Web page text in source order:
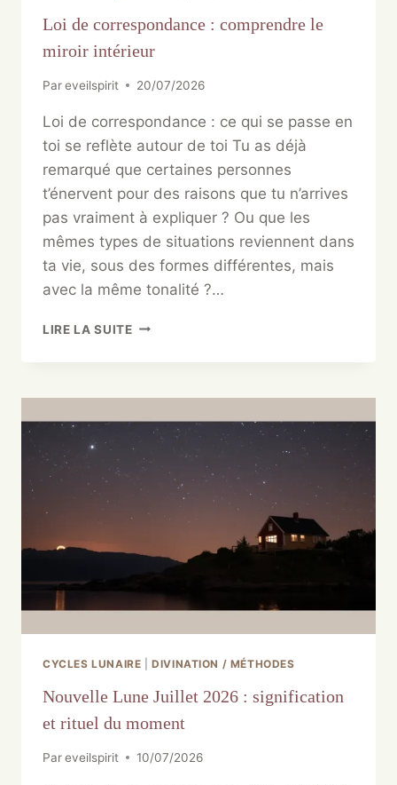
Loi de correspondance : comprendre le
miroir intérieur
Pareveilspirit 20/07/2026
Loi de correspondance : ce qui se passe en
toi se reflète autour de toi Tu as déjà
remarqué que certaines personnes
t’énervent pour des raisons que tu n’arrives
pas vraiment à expliquer ? Ou que les
mêmes types de situations reviennent dans
ta vie, sous des formes différentes, mais
avec la même tonalité ?…
LIRE LA SUITE
CYCLES LUNAIRE |DIVINATION / MÉTHODES
Nouvelle Lune Juillet 2026 : signification
et rituel du moment
Pareveilspirit 10/07/2026